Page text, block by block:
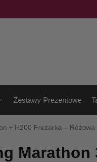
Zestawy Prezentowe
+ H200 Frezarka – Różowa
Marathon